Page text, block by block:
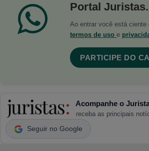
Portal Juristas.
Ao entrar você está ciente
termos de uso e
PARTICIPE DO
Acompanhe o
receba as principais
Seguir no Google